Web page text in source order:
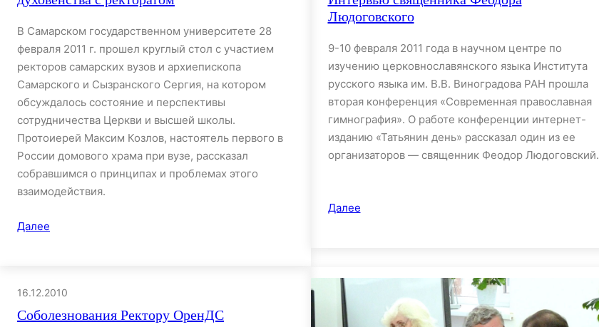
В Самарском государственном университете 28
февраля 2011 г. прошел круглый стол с участием
ректоров самарских вузов и архиепископа
Самарского и Сызранского Сергия, на котором
обсуждалось состояние и перспективы
сотрудничества Церкви и высшей школы.
Протоиерей Максим Козлов, настоятель первого в
России домового храма при вузе, рассказал
собравшимся о принципах и проблемах этого
взаимодействия.
Далее
Людоговского
9-10 февраля 2011 года в научном центре по
изучению церковнославянского языка Института
русского языка им. В.В. Виноградова РАН прошла
вторая конференция «Современная православная
гимнография». О работе конференции интернет-
изданию «Татьянин день» рассказал один из ее
организаторов — священник Феодор Людоговский.
Далее
16.12.2010
Соболезнования Ректору ОренДС